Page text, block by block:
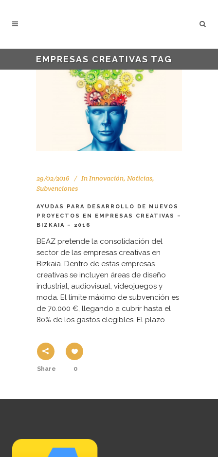
EMPRESAS CREATIVAS TAG
29/02/2016 InInnovación, Noticias,
Subvenciones
AYUDAS PARA DESARROLLO DE NUEVOS
PROYECTOS EN EMPRESAS CREATIVAS –
BIZKAIA – 2016
BEAZ pretende la consolidación del
sector de las empresas creativas en
Bizkaia. Dentro de estas empresas
creativas se incluyen áreas de diseño
industrial, audiovisual, videojuegos y
moda. El límite máximo de subvención es
de 70.000 €, llegando a cubrir hasta el
80% de los gastos elegibles. El plazo
Share 0